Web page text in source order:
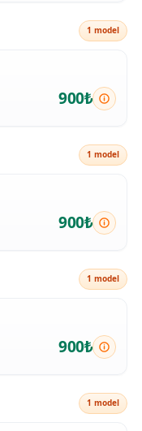
1 model
900₺
1 model
900₺
1 model
900₺
1 model